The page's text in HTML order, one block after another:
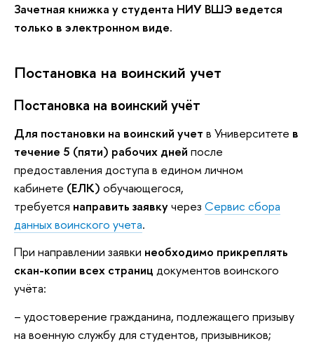
Зачетная книжка у студента НИУ ВШЭ ведется
только в электронном виде.
Постановка на воинский учет
Постановка на воинский учёт
Для постановки на воинский учет в Университете в
течение 5 (пяти) рабочих дней после
предоставления доступа в едином личном
кабинете (ЕЛК) обучающегося,
требуется направить заявкучерез Сервис сбора
данных воинского учета.
При направлении заявки необходимо прикреплять
скан-копии всех страниц документов воинского
учёта:
– удостоверение гражданина, подлежащего призыву
на военную службу для студентов, призывников;